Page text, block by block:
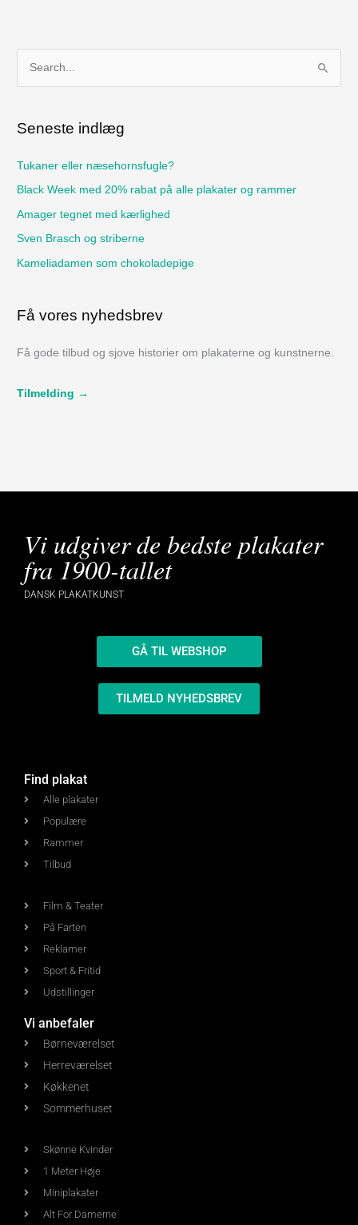
e
r
:
Seneste indlæg
Tukaner eller næsehornsfugle?
Black Week med 20% rabat på alle plakater og rammer
Amager tegnet med kærlighed
Sven Brasch og striberne
Kameliadamen som chokoladepige
Få vores nyhedsbrev
Få gode tilbud og sjove historier om plakaterne og kunstnerne.
Tilmelding →
Vi udgiver de bedste plakater
fra 1900-tallet
DANSK PLAKATKUNST
GÅ TIL WEBSHOP
TILMELD NYHEDSBREV
Find plakat
Alle plakater
Populære
Rammer
Tilbud
Film & Teater
På Farten
Reklamer
Sport & Fritid
Udstillinger
Vi anbefaler
Børneværelset
Herreværelset
Køkkenet
Sommerhuset
Skønne Kvinder
1 Meter Høje
Miniplakater
Alt For Damerne